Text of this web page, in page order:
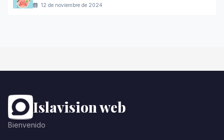
12 de noviembre de 2024
Islavision web
Bienvenido